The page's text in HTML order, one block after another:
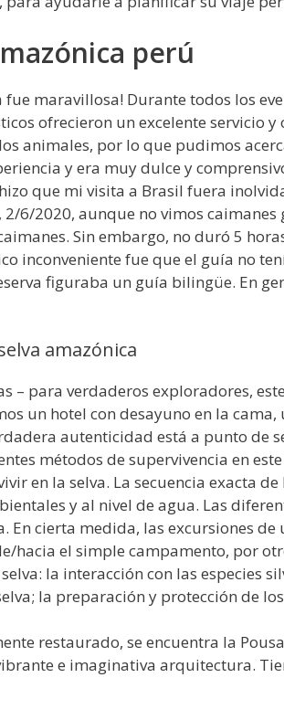
perú
maravillosa! Durante todos los
ofrecieron un excelente servicio y
animales, por lo que pudimos
y era muy dulce y
que mi visita a Brasil fuera
6/2020, aunque no vimos caimanes
Sin embargo, no duró 5
inconveniente fue que el guía no
figuraba un guía bilingüe. En
amazónica
– para verdaderos exploradores,
un hotel con desayuno en la cama,
autenticidad está a punto de
métodos de supervivencia en
en la selva. La secuencia exacta
y al nivel de agua. Las
En cierta medida, las excursiones de
hacia el simple campamento, por
la interacción con las especies
la preparación y protección de
restaurado, se encuentra la
e imaginativa arquitectura.